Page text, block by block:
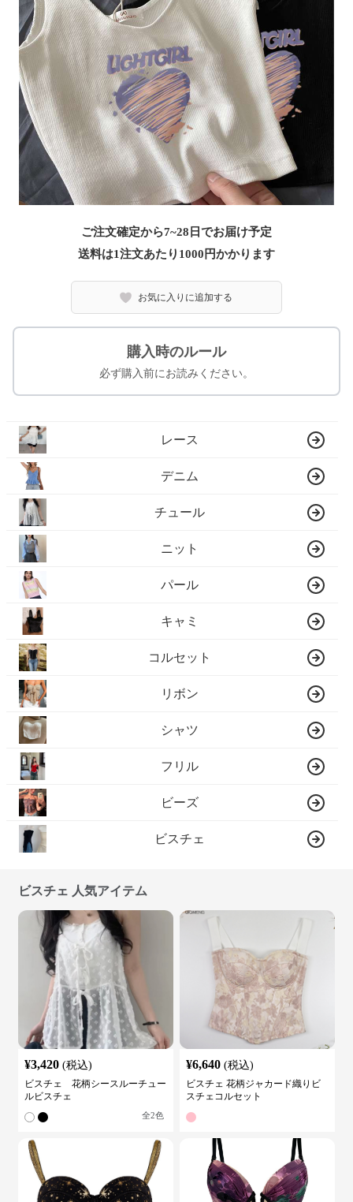
ご注文確定から7~28日でお届け予定
送料は1注文あたり 1000 円かかります
お気に入りに追加する
購入時のルール
必ず購入前にお読みください。
レース
デニム
チュール
ニット
パール
キャミ
コルセット
リボン
シャツ
フリル
ビーズ
ビスチェ
ビスチェ 人気アイテム
¥3,420 (税込)
ビスチェ 花柄シースルーチュー
ルビスチェ
全2色
¥6,640 (税込)
ビスチェ 花柄ジャカード織りビ
スチェコルセット